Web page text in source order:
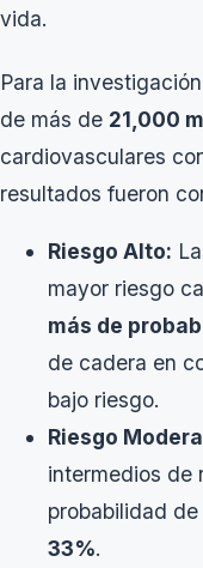
vida.
Para la
de más de 21,000
cardiovasculares
resultados fueron
Riesgo Alto:
mayor riesgo
más de
de cadera en
bajo riesgo.
Riesgo
intermedios de
probabilidad
33%.